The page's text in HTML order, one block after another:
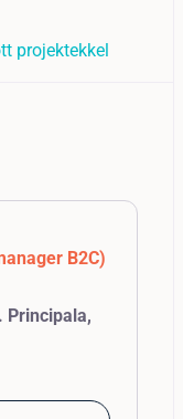
projektekkel
B2C)
Principala,